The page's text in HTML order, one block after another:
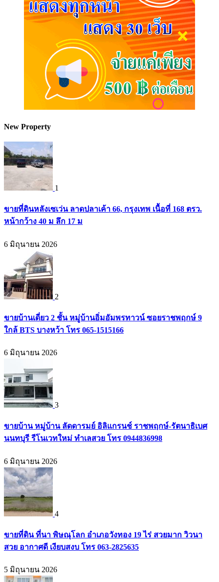
New Property
1
ขายที่ดินหลังเซเว่น ลาดปลาเค้า 66, กรุงเทพ เนื้อที่ 168 ตรว.
หน้ากว้าง 40 ม ลึก 17 ม
6 มิถุนายน 2026
2
ขายบ้านเดี่ยว 2 ชั้น หมู่บ้านอิ่มอัมพรทาวน์ ซอยราชพฤกษ์ 9
ใกล้ BTS บางหว้า โทร 065-1515166
6 มิถุนายน 2026
3
ขายบ้าน หมู่บ้าน ลัดดารมย์ อิลิแกรนช์ ราชพฤกษ์-รัตนาธิเบศ
นนทบุรี รีโนเวทใหม่ ทำเลสวย โทร 0944836998
6 มิถุนายน 2026
4
ขายที่ดิน ที่นา พิษณุโลก อำเภอวังทอง 19 ไร่ สวยมาก วิวนา
สวย อากาศดี เงียบสงบ โทร 063-2825635
5 มิถุนายน 2026